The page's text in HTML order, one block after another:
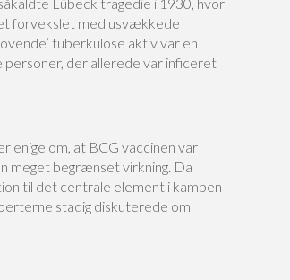
forvekslet med usvækkede
tuberkulose aktiv var en
personer, der allerede var inficeret
enige om, at BCG vaccinen var
meget begrænset virkning. Da
til det centrale element i kampen
stadig diskuterede om